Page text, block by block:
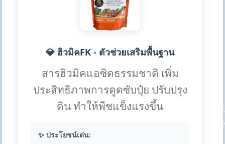
💎 ฮิวมิคFK - ตัวช่วยเสริมพื้นฐาน
สารฮิวมิคแอซิดธรรมชาติ เพิ่ม
ประสิทธิภาพการดูดซับปุ๋ย ปรับปรุง
ดิน ทำให้พืชแข็งแรงขึ้น
✨ ประโยชน์เด่น: